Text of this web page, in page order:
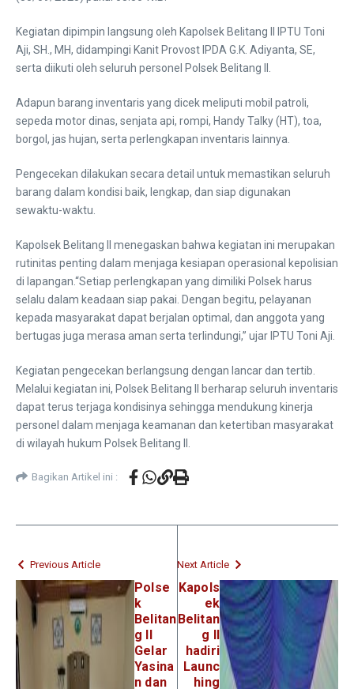
Kegiatan dipimpin langsung oleh Kapolsek Belitang II IPTU Toni
Aji, SH., MH, didampingi Kanit Provost IPDA G.K. Adiyanta, SE,
serta diikuti oleh seluruh personel Polsek Belitang II.
Adapun barang inventaris yang dicek meliputi mobil patroli,
sepeda motor dinas, senjata api, rompi, Handy Talky (HT), toa,
borgol, jas hujan, serta perlengkapan inventaris lainnya.
Pengecekan dilakukan secara detail untuk memastikan seluruh
barang dalam kondisi baik, lengkap, dan siap digunakan
sewaktu-waktu.
Kapolsek Belitang II menegaskan bahwa kegiatan ini merupakan
rutinitas penting dalam menjaga kesiapan operasional kepolisian
di lapangan.“Setiap perlengkapan yang dimiliki Polsek harus
selalu dalam keadaan siap pakai. Dengan begitu, pelayanan
kepada masyarakat dapat berjalan optimal, dan anggota yang
bertugas juga merasa aman serta terlindungi,” ujar IPTU Toni Aji.
Kegiatan pengecekan berlangsung dengan lancar dan tertib.
Melalui kegiatan ini, Polsek Belitang II berharap seluruh inventaris
dapat terus terjaga kondisinya sehingga mendukung kinerja
personel dalam menjaga keamanan dan ketertiban masyarakat
di wilayah hukum Polsek Belitang II.
Bagikan Artikel ini :
Previous Article
Polse
k
Belitan
g II
Gelar
Yasina
n dan
Next Article
Kapols
ek
Belitan
g II
hadiri
Launc
hing